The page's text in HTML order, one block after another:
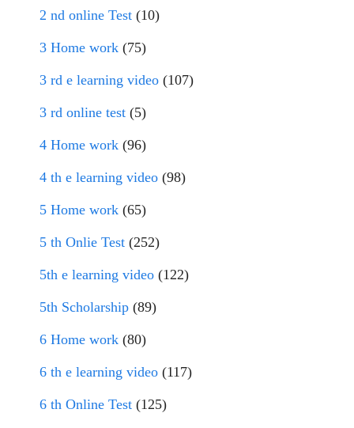
2 nd online Test (10)
3 Home work (75)
3 rd e learning video (107)
3 rd online test (5)
4 Home work (96)
4 th e learning video (98)
5 Home work (65)
5 th Onlie Test (252)
5th e learning video (122)
5th Scholarship (89)
6 Home work (80)
6 th e learning video (117)
6 th Online Test (125)